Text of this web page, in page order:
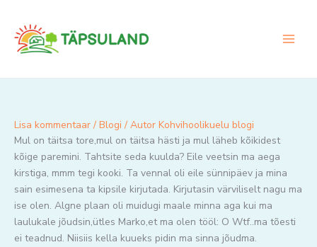
content
Lisa kommentaar / Blogi / Autor Kohvihoolikuelu blogi
Mul on täitsa tore,mul on täitsa hästi ja mul läheb kõikidest
kõige paremini. Tahtsite seda kuulda? Eile veetsin ma aega
kirstiga, mmm tegi kooki. Ta vennal oli eile sünnipäev ja mina
sain esimesena ta kipsile kirjutada. Kirjutasin värviliselt nagu ma
ise olen. Algne plaan oli muidugi maale minna aga kui ma
laulukale jõudsin,ütles Marko,et ma olen tööl: O Wtf..ma tõesti
ei teadnud. Niisiis kella kuueks pidin ma sinna jõudma.